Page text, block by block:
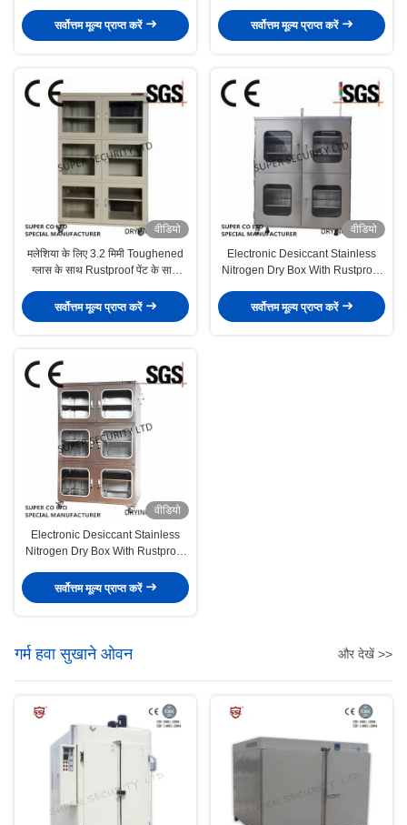
सर्वोत्तम मूल्य प्राप्त करें
सर्वोत्तम मूल्य प्राप्त करें
वीडियो
मलेशिया के लिए 3.2 मिमी Toughened
ग्लास के साथ Rustproof पेंट के साथ
सर्वोत्तम मूल्य प्राप्त करें
वीडियो
Electronic Desiccant Stainless
Nitrogen Dry Box With Rustproof
Glass
सर्वोत्तम मूल्य प्राप्त करें
वीडियो
Electronic Desiccant Stainless
Nitrogen Dry Box With Rustproof
Glass
सर्वोत्तम मूल्य प्राप्त करें
गर्म हवा सुखाने ओवन और देखें >>